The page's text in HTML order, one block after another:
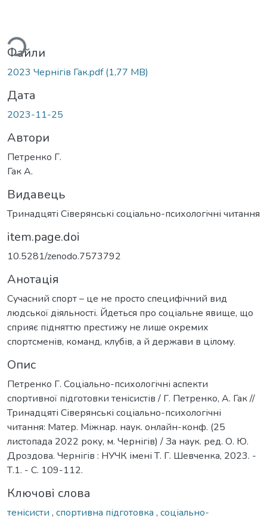
Файли
2023 Чернігів Гак.pdf(1,77 MB)
Дата
2023-11-25
Автори
Петренко Г.
Гак А.
Видавець
Тринадцяті Сіверянські соціально-психологічні читання
item.page.doi
10.5281/zenodo.7573792
Анотація
Сучасний спорт – це не просто специфічний вид
людської діяльності. Йдеться про соціальне явище, що
сприяє підняттю престижу не лише окремих
спортсменів, команд, клубів, а й держави в цілому.
Опис
Петренко Г. Соціально-психологічні аспекти
спортивної підготовки тенісистів / Г. Петренко, А. Гак //
Тринадцяті Сіверянські соціально-психологічні
читання: Матер. Міжнар. наук. онлайн-конф. (25
листопада 2022 року, м. Чернігів) / За наук. ред. О. Ю.
Дроздова. Чернігів : НУЧК імені Т. Г. Шевченка, 2023. -
Т.1. - С. 109-112.
Ключові слова
тенісисти , спортивна підготовка , соціально-